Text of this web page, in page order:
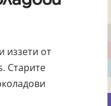
иззети от
. Старите